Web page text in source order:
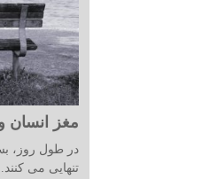
مغز انسان
در طول روز،
تنهایی می